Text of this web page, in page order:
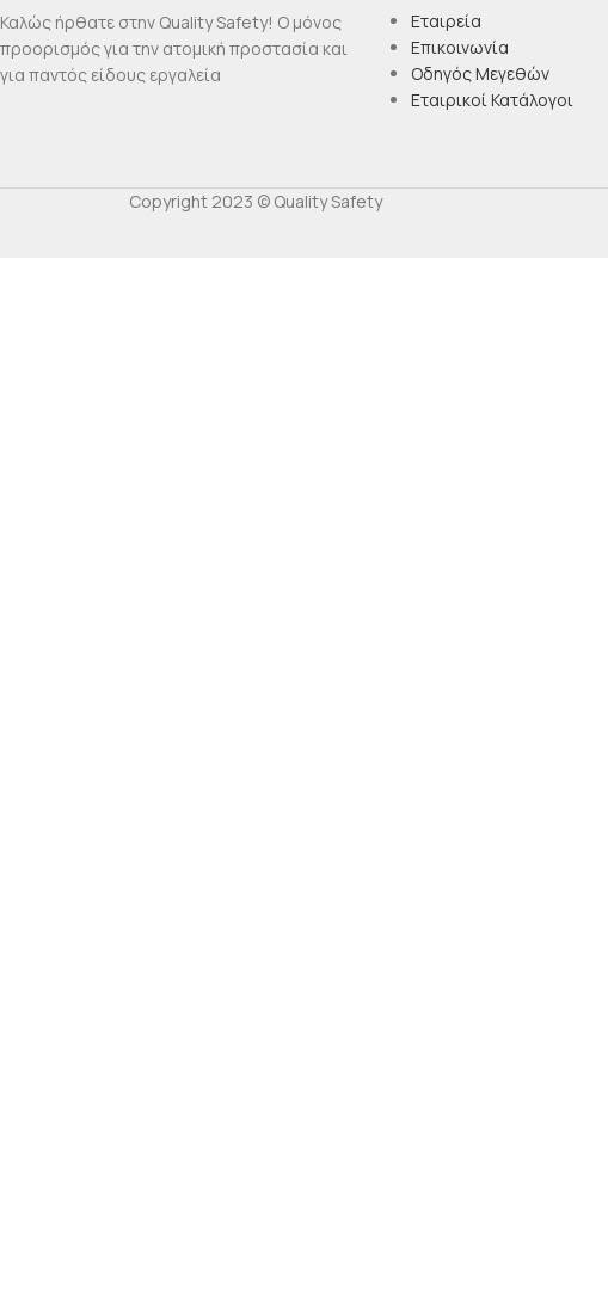
Καλώς ήρθατε στην Quality Safety! Ο μόνος
προορισμός για την ατομική προστασία και
για παντός είδους εργαλεία
Εταιρεία
Επικοινωνία
Οδηγός Μεγεθών
Εταιρικοί Κατάλογοι
Copyright 2023 © Quality Safety